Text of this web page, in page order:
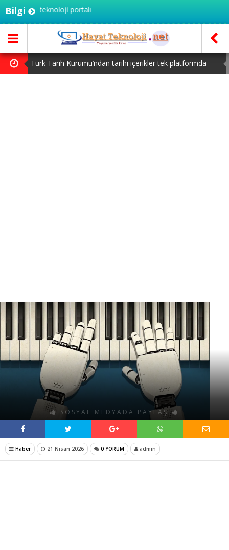
Bilgiteknoloji portalı
Türk Tarih Kurumu’ndan tarihi içerikler tek platformda
SOSYAL MEDYADA PAYLAŞ
Haber 21 Nisan 2026 0 YORUM admin